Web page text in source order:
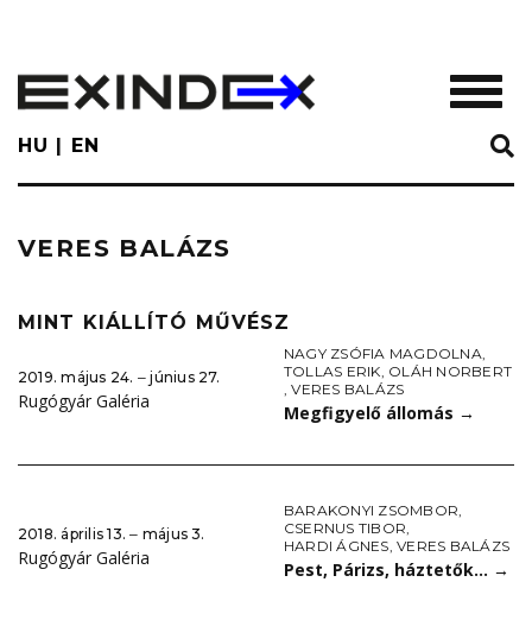
main
content
HU EN
VERES BALÁZS
MINT KIÁLLÍTÓ MŰVÉSZ
2019. május 24. ‒ június 27.
Rugógyár Galéria
NAGY ZSÓFIA MAGDOLNA,
TOLLAS ERIK, OLÁH NORBERT
,VERES BALÁZS
Megfigyelő állomás →
2018. április 13. ‒ május 3.
Rugógyár Galéria
BARAKONYI ZSOMBOR,
CSERNUS TIBOR,
HARDI ÁGNES,VERES BALÁZS
Pest, Párizs, háztetők… →